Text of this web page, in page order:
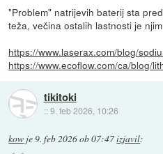
"Problem" natrijevih baterij sta
teža, večina ostalih lastnosti je
https://www.laserax.com/blog/
https://www.ecoflow.com/ca/blog/
tikitoki
::9. feb 2026, 10:26
kow je 9. feb 2026 ob 07:47izjavil: